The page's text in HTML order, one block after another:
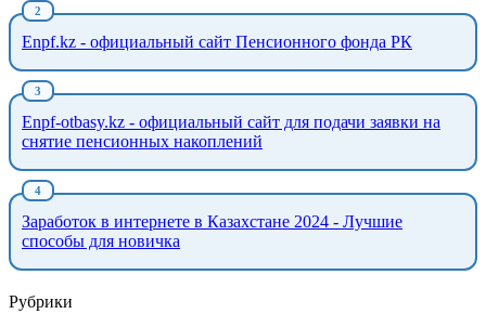
Enpf.kz - официальный сайт Пенсионного фонда РК
Enpf-otbasy.kz - официальный сайт для подачи заявки на
снятие пенсионных накоплений
Заработок в интернете в Казахстане 2024 - Лучшие
способы для новичка
Рубрики